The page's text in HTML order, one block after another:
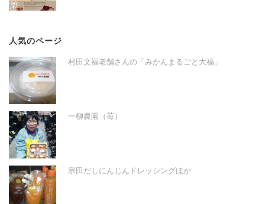
人気のページ
村田文福老舗さんの「みかんまるごと大福」
一柳農園（苺）
宗田だしにんじんドレッシングほか